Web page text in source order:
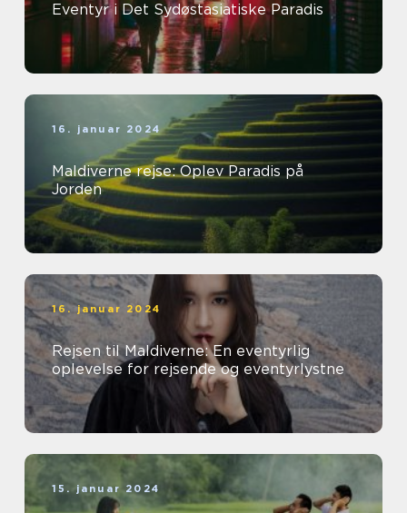
Eventyr i Det Sydøstasiatiske Paradis
16. januar 2024
Maldiverne rejse: Oplev Paradis på
Jorden
16. januar 2024
Rejsen til Maldiverne: En eventyrlig
oplevelse for rejsende og eventyrlystne
15. januar 2024